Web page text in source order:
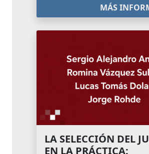
MÁS
LA SELECCIÓN DEL
EN LA PRÁCTICA: